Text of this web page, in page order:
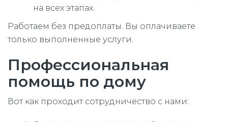
на всех этапах.
Работаем без предоплаты. Вы оплачиваете
только выполненные услуги.
Профессиональная
помощь по дому
Вот как проходит сотрудничество с нами: